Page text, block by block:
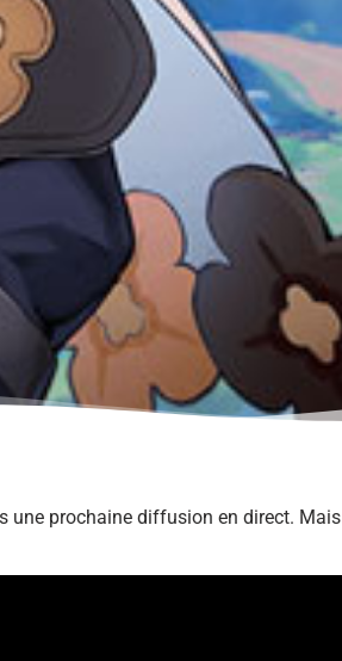
une prochaine diffusion en direct. Mais